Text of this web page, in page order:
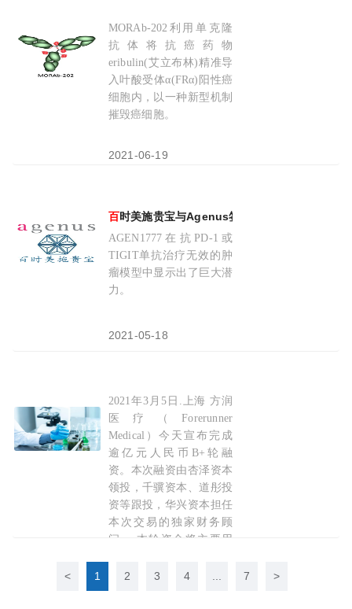
百时美施贵宝与卫材达成31
MORAb-202利用单克隆
抗体将抗癌药物
eribulin(艾立布林)精准导
入叶酸受体α(FRα)阳性癌
细胞内，以一种新型机制
摧毁癌细胞。
2021-06-19
百时美施贵宝与Agenus签署15.6
AGEN1777在抗PD-1或
TIGIT单抗治疗无效的肿
瘤模型中显示出了巨大潜
力。
2021-05-18
方润医疗完成逾亿元人民币B+轮融资，创造中国
2021年3月5日.上海 方润
医疗（Forerunner
Medical）今天宣布完成
逾亿元人民币B+轮融
资。本次融资由杏泽资本
领投，千骥资本、道彤投
资等跟投，华兴资本担任
本次交易的独家财务顾
问。 本轮资金将主要用
学、微创治疗介入设备在
研产品的开发；已上市射
< 1 2 3 4 7 >